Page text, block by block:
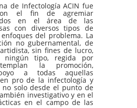
de Infectología ACIN fue
el fin de agremiar
en el área de las
con diversos tipos de
del problema. La
no gubernamental, de
sin fines de lucro,
ningún tipo, regida por
la promoción,
a todas aquellas
pro de la infectología y
no solo desde el punto de
investigativo y en el
en el campo de las